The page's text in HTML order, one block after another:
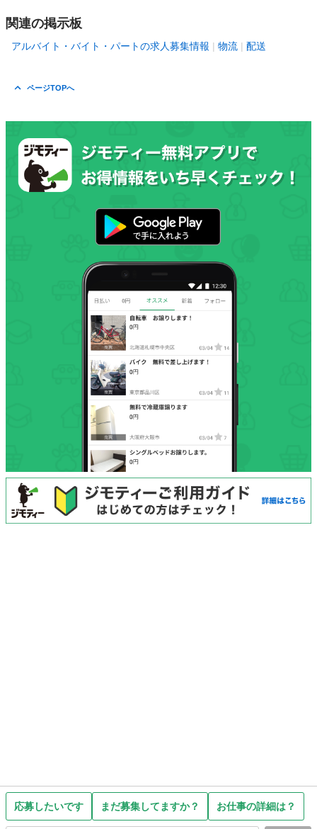
応募したいです まだ募集してますか？ お仕事の詳細は？
関連の掲示板
アルバイト・バイト・パートの求人募集情報 物流 配送
ページTOPへ